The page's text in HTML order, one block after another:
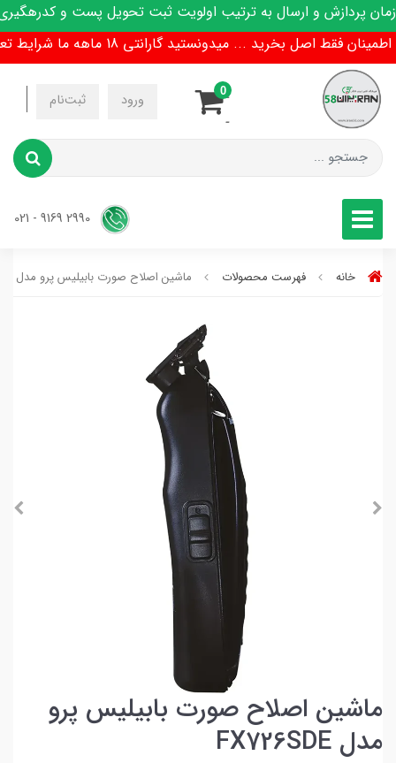
و ارسال به ترتیب اولویت ثبت تحویل پست و کدرهگیری
فقط اصل بخرید ... میدونستید گارانتی 18 ماهه ما شرایط تعویض هم داره !
ورود ثبت‌نام
-
-
0
خانه فهرست محصولات ماشین اصلاح صورت بابیلیس پرو مدل FX726SDE
ماشین اصلاح صورت بابیلیس پرو
مدل FX726SDE